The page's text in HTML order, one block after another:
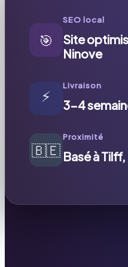
🎯
SEO local
Site
Ninove
⚡
Livraison
3-4
🇧🇪
Proximité
Basé à